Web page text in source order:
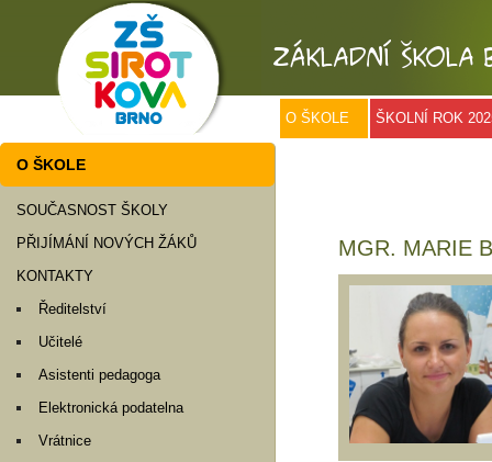
O ŠKOLE ŠKOLNÍ ROK
O ŠKOLE
SOUČASNOST ŠKOLY
PŘIJÍMÁNÍ NOVÝCH ŽÁKŮ
KONTAKTY
Ředitelství
Učitelé
Asistenti pedagoga
Elektronická podatelna
Vrátnice
MGR. MARIE